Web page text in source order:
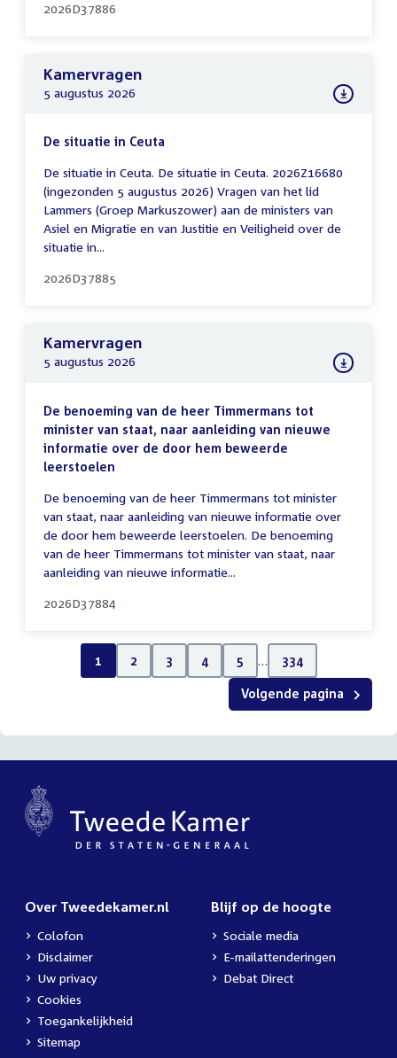
2026D37886
Kamervragen
5 augustus 2026
De situatie in Ceuta
De situatie in Ceuta. De situatie in Ceuta. 2026Z16680
(ingezonden 5 augustus 2026) Vragen van het lid
Lammers (Groep Markuszower) aan de ministers van
Asiel en Migratie en van Justitie en Veiligheid over de
situatie in...
2026D37885
Kamervragen
5 augustus 2026
De benoeming van de heer Timmermans tot
minister van staat, naar aanleiding van nieuwe
informatie over de door hem beweerde
leerstoelen
De benoeming van de heer Timmermans tot minister
van staat, naar aanleiding van nieuwe informatie over
de door hem beweerde leerstoelen. De benoeming
van de heer Timmermans tot minister van staat, naar
aanleiding van nieuwe informatie...
2026D37884
1 2 3 4 5 … 334
Volgende pagina
Over Tweedekamer.nl
Colofon
Disclaimer
Uw privacy
Cookies
Toegankelijkheid
Sitemap
Blijf op de hoogte
Sociale media
E-mailattenderingen
Debat Direct